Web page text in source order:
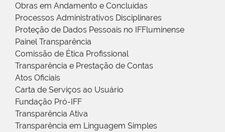
Obras em Andamento e Concluídas
Processos Administrativos Disciplinares
Proteção de Dados Pessoais no IFFluminense
Painel Transparência
Comissão de Ética Profissional
Transparência e Prestação de Contas
Atos Oficiais
Carta de Serviços ao Usuário
Fundação Pró-IFF
Transparência Ativa
Transparência em Linguagem Simples